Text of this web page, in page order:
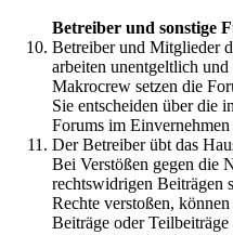
Betreiber und sonstige
Betreiber und Mitglieder
arbeiten unentgeltlich
Makrocrew setzen die
Sie entscheiden über die
Forums im
Der Betreiber übt das
Bei Verstößen gegen die
rechtswidrigen Beiträgen
Rechte verstoßen,
Beiträge oder